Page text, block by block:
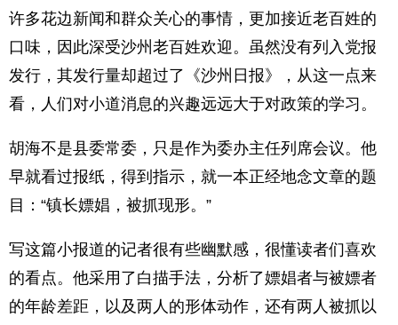
许多花边新闻和群众关心的事情，更加接近老百姓的
口味，因此深受沙州老百姓欢迎。虽然没有列入党报
发行，其发行量却超过了《沙州日报》，从这一点来
看，人们对小道消息的兴趣远远大于对政策的学习。
胡海不是县委常委，只是作为委办主任列席会议。他
早就看过报纸，得到指示，就一本正经地念文章的题
目：“镇长嫖娼，被抓现形。”
写这篇小报道的记者很有些幽默感，很懂读者们喜欢
的看点。他采用了白描手法，分析了嫖娼者与被嫖者
的年龄差距，以及两人的形体动作，还有两人被抓以